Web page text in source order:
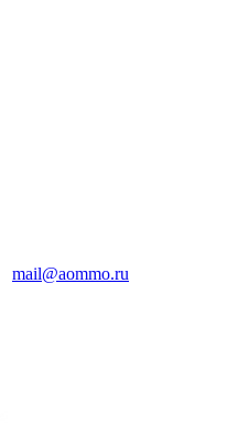
mail@aommo.ru